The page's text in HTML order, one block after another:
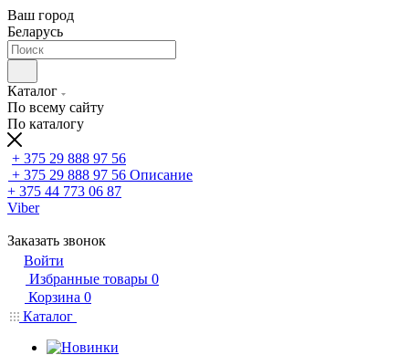
Ваш город
Беларусь
Каталог
По всему сайту
По каталогу
+ 375 29 888 97 56
+ 375 29 888 97 56 Описание
+ 375 44 773 06 87
Viber
Заказать звонок
Войти
Избранные товары 0
Корзина 0
Каталог